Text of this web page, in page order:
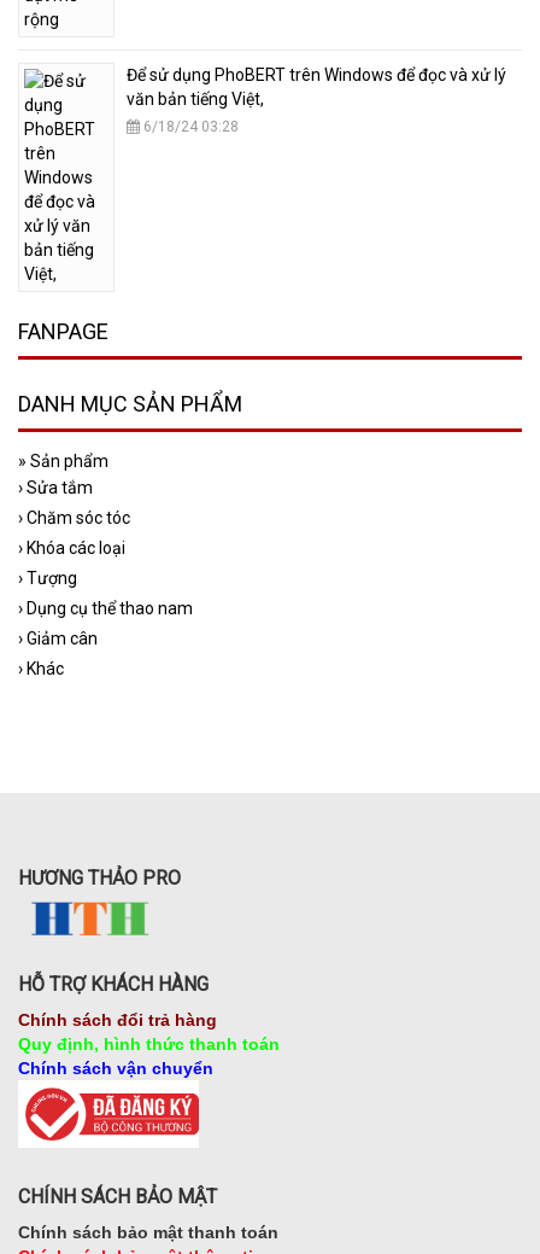
​Để sử dụng PhoBERT trên Windows để đọc và xử lý
văn bản tiếng Việt,
6/18/24 03:28
FANPAGE
DANH MỤC SẢN PHẨM
» Sản phẩm
›Sửa tắm
›Chăm sóc tóc
› Khóa các loại
›Tượng
› Dụng cụ thể thao nam
›Giảm cân
› Khác
HƯƠNG THẢO PRO
HỖ TRỢ KHÁCH HÀNG
Chính sách đổi trả hàng
Quy định, hình thức thanh toán
Chính sách vận chuyển
CHÍNH SÁCH BẢO MẬT
Chính sách bảo mật thanh toán